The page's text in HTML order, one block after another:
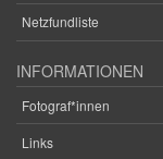
Netzfundliste
INFORMATIONEN
Fotograf*innen
Links